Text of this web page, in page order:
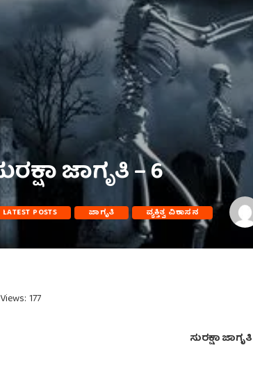
ಜಾಗೃತಿ – 6
LATEST POSTS ಜಾಗೃತಿ ವ್ಯಕ್ತಿತ್ವ ವಿಕಾಸನ
177
ಸುರಕ್ಷಾ